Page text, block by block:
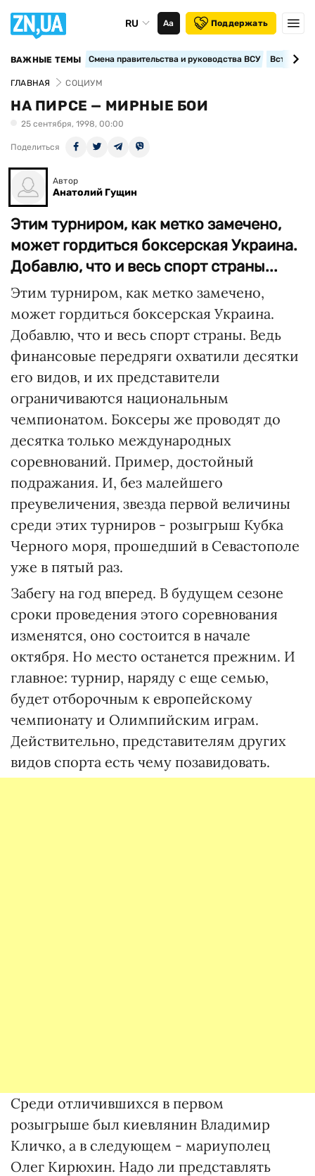
RU Аа Поддержать
ВАЖНЫЕ ТЕМЫ Смена правительства и руководства ВСУ
ГЛАВНАЯ СОЦИУМ
НА ПИРСЕ — МИРНЫЕ БОИ
25 сентября, 1998, 00:00
Поделиться
Автор
Анатолий Гущин
Этим турниром, как метко замечено,
может гордиться боксерская Украина.
Добавлю, что и весь спорт страны...
Этим турниром, как метко замечено,
может гордиться боксерская Украина.
Добавлю, что и весь спорт страны. Ведь
финансовые передряги охватили десятки
его видов, и их представители
ограничиваются национальным
чемпионатом. Боксеры же проводят до
десятка только международных
соревнований. Пример, достойный
подражания. И, без малейшего
преувеличения, звезда первой величины
среди этих турниров - розыгрыш Кубка
Черного моря, прошедший в Севастополе
уже в пятый раз.
Забегу на год вперед. В будущем сезоне
сроки проведения этого соревнования
изменятся, оно состоится в начале
октября. Но место останется прежним. И
главное: турнир, наряду с еще семью,
будет отборочным к европейскому
чемпионату и Олимпийским играм.
Действительно, представителям других
видов спорта есть чему позавидовать.
Среди отличившихся в первом
розыгрыше был киевлянин Владимир
Кличко, а в следующем - мариуполец
Олег Кирюхин. Надо ли представлять